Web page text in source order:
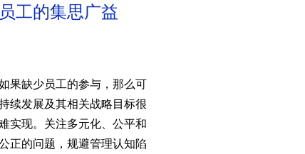
员工的集思广益
果缺少员工的参与，那么可
续发展及其相关战略目标很
实现。关注多元化、公平和
正的问题，规避管理认知陷